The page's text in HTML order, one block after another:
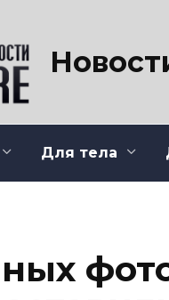
Для тела